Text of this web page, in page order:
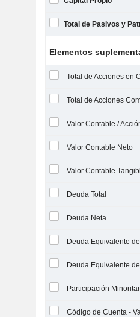
Total de Pasivos y
Elementos
Valor Contable /
Valor Contable Neto
Valor Contable
Deuda Total
Deuda Neta